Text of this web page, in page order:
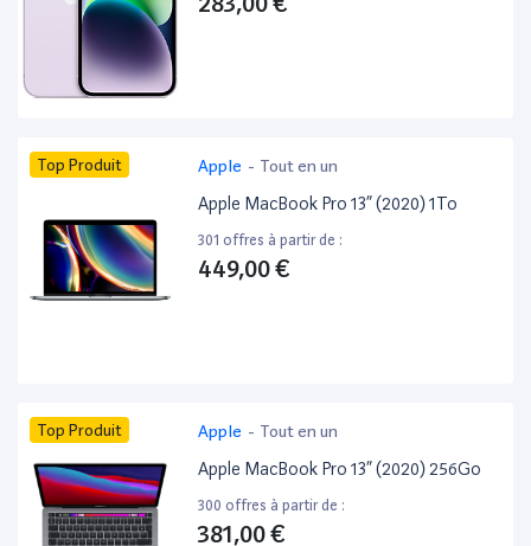
Top Produit Apple - Tout en un
Apple MacBook Pro 13” (2020) 1To
301 offres à partir de :
449,00 €
Top Produit Apple - Tout en un
Apple MacBook Pro 13” (2020) 256Go
300 offres à partir de :
381,00 €